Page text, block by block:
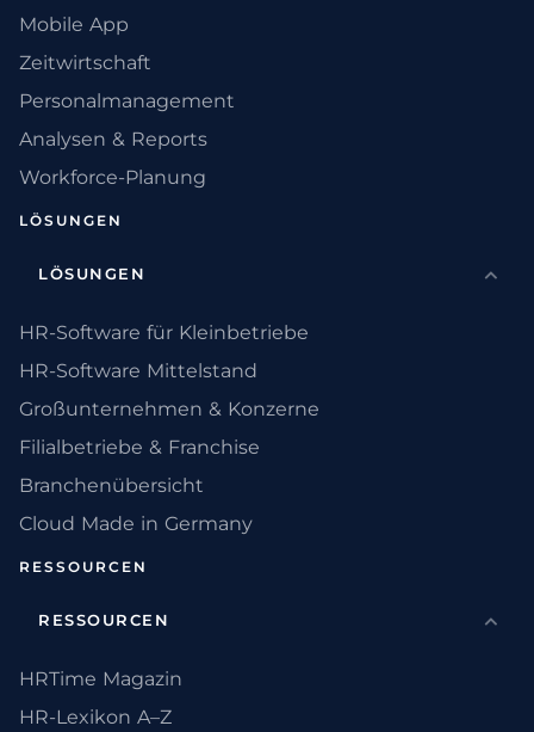
Mobile App
Zeitwirtschaft
Personalmanagement
Analysen & Reports
Workforce-Planung
LÖSUNGEN
LÖSUNGEN
HR-Software für Kleinbetriebe
HR-Software Mittelstand
Großunternehmen & Konzerne
Filialbetriebe & Franchise
Branchenübersicht
Cloud Made in Germany
RESSOURCEN
RESSOURCEN
HRTime Magazin
HR-Lexikon A–Z